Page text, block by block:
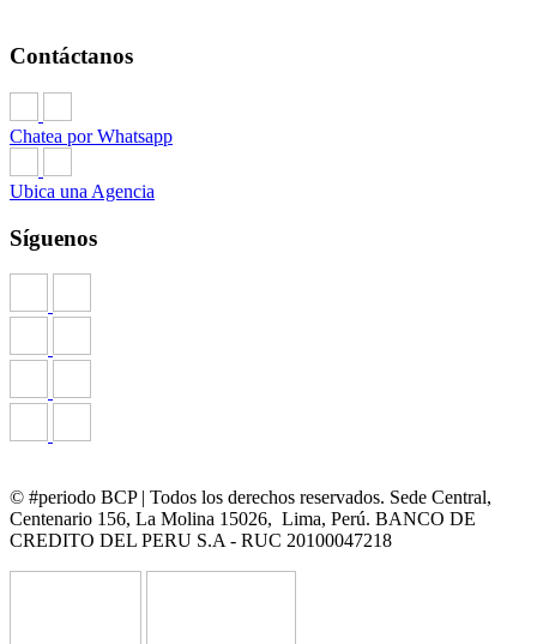
Contáctanos
Chatea por Whatsapp
Ubica una Agencia
Síguenos
© #periodo BCP | Todos los derechos reservados. Sede Central,
Centenario 156, La Molina 15026, Lima, Perú. BANCO DE
CREDITO DEL PERU S.A - RUC 20100047218